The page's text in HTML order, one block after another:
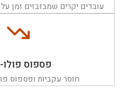
עובדים יקרים שמבזבזים זמן
פספוס
חוסר עקביות ופספוס